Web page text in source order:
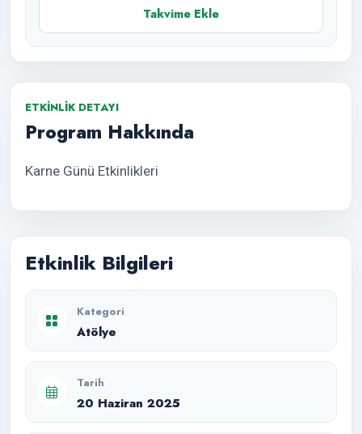
Takvime Ekle
ETKINLIK DETAYI
Program Hakkında
Karne Günü Etkinlikleri
Etkinlik Bilgileri
Kategori
Atölye
Tarih
20 Haziran 2025